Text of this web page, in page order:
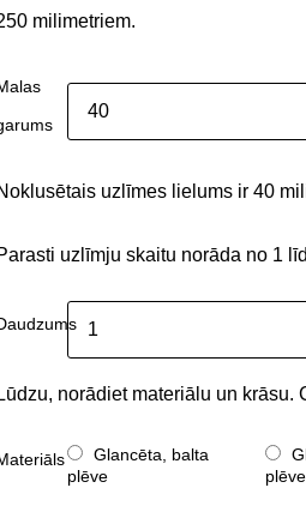
milimetriem.
uzlīmes lielums ir 40
uzlīmju skaitu norāda no 1
Lūdzu, norādiet materiālu un
Glancēta, balta
plēve
plēve